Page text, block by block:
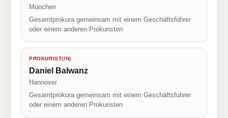
München
Gesamtprokura gemeinsam mit einem Geschäftsführer
oder einem anderen Prokuristen
PROKURIST(IN)
Daniel Balwanz
Hannover
Gesamtprokura gemeinsam mit einem Geschäftsführer
oder einem anderen Prokuristen